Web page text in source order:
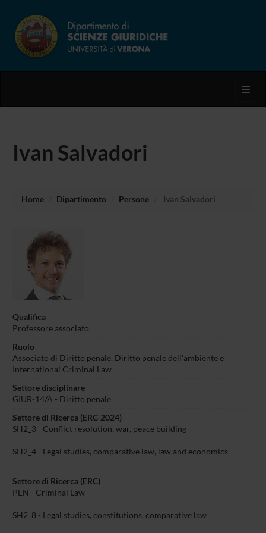
Ivan Salvadori
Home Dipartimento Persone Ivan Salvadori
Qualifica
Professore associato
Ruolo
Associato di Diritto penale, Diritto penale dell'ambiente e
International Criminal Law
Settore disciplinare
GIUR-14/A - Diritto penale
Settore di Ricerca (ERC-2024)
SH2_3 - Conflict resolution, war, peace building
SH2_4 - Legal studies, comparative law, law and economics
Settore di Ricerca (ERC)
PEN - Criminal Law
SH2_8 - Legal studies, constitutions, comparative law